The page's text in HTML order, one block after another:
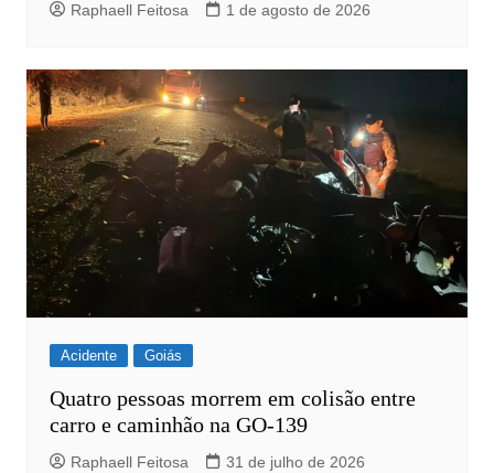
Raphaell Feitosa 1 de agosto de 2026
Acidente Goiás
Quatro pessoas morrem em colisão entre
carro e caminhão na GO-139
Raphaell Feitosa 31 de julho de 2026